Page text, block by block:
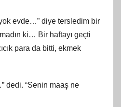
yok evde…” diye tersledim bir
ki… Bir haftayı geçti
para da bitti, ekmek
dedi. “Senin maaş ne